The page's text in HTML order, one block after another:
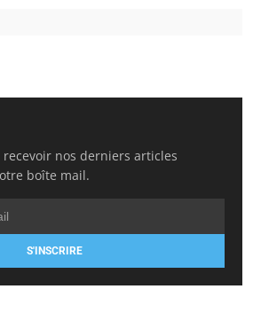
nos derniers articles
boîte mail.
S'INSCRIRE